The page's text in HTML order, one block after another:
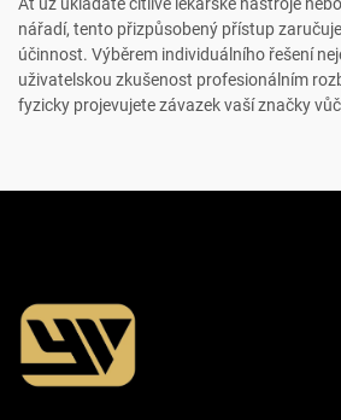
nářadí, tento přizpůsobený přístup
účinnost. Výběrem individuálního řešení
uživatelskou zkušenost profesionálním
fyzicky projevujete závazek vaší značky